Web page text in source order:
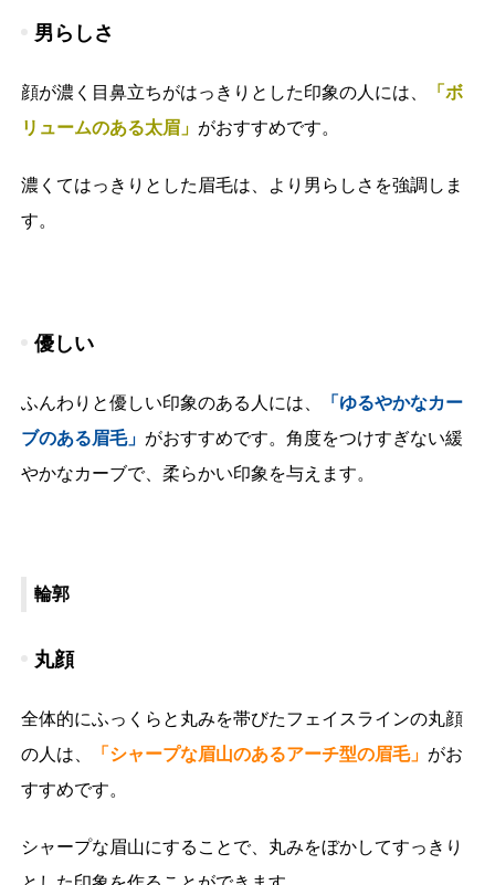
男らしさ
顔が濃く目鼻立ちがはっきりとした印象の人には、
「ボ
リュームのある太眉」 がおすすめです。
濃くてはっきりとした眉毛は、より男らしさを強調しま
す。
優しい
ふんわりと優しい印象のある人には、
「ゆるやかなカー
ブのある眉毛」 がおすすめです。角度をつけすぎない緩
やかなカーブで、柔らかい印象を与えます。
輪郭
丸顔
全体的にふっくらと丸みを帯びたフェイスラインの丸顔
の人は、
「シャープな眉山のあるアーチ型の眉毛」 がお
すすめです。
シャープな眉山にすることで、丸みをぼかしてすっきり